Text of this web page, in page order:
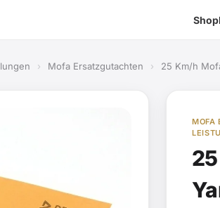
Shop
› Mofa Ersatzgutachten › 25 Km/h
MOFA